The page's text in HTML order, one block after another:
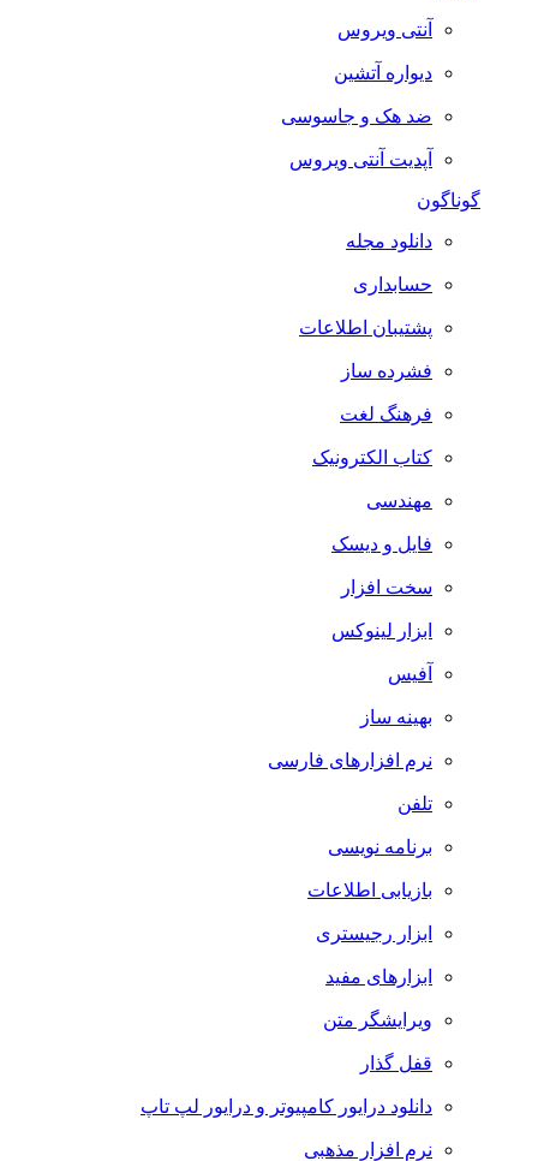
آنتی ویروس
دیواره آتشین
ضد هک و جاسوسی
آپدیت آنتی ویروس
گوناگون
دانلود مجله
حسابداری
پشتیبان اطلاعات
فشرده ساز
فرهنگ لغت
کتاب الکترونیک
مهندسی
فایل و دیسک
سخت افزار
ابزار لینوکس
آفیس
بهینه ساز
نرم افزارهای فارسی
تلفن
برنامه نویسی
بازیابی اطلاعات
ابزار رجیستری
ابزارهای مفید
ویرایشگر متن
قفل گذار
دانلود درایور کامپیوتر و درایور لپ تاپ
نرم افزار مذهبی